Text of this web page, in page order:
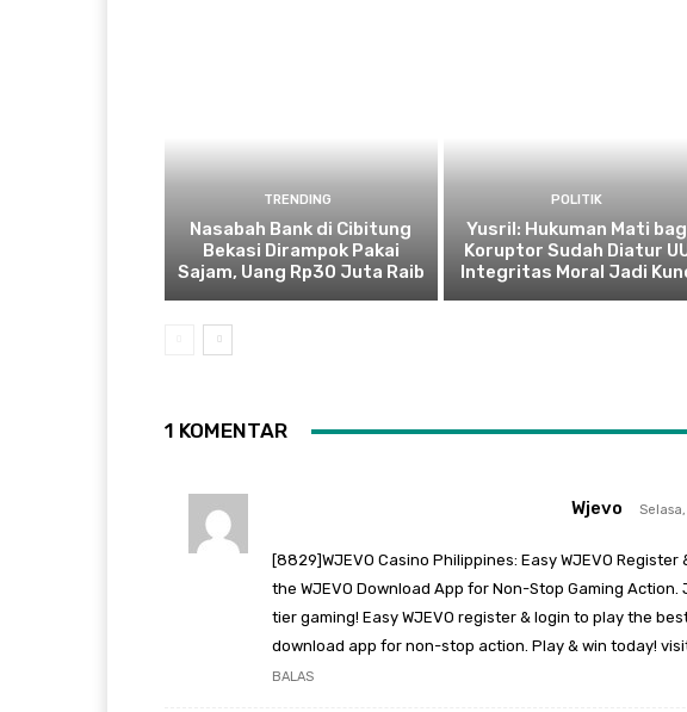
TRENDING
Nasabah Bank di Cibitung
Bekasi Dirampok Pakai
Sajam, Uang Rp30 Juta Raib
POLITIK
Yusril: Hukuman Mati
Koruptor Sudah Diatur
Integritas Moral Jadi
1 KOMENTAR
Wjevo
[8829]WJEVO Casino Philippines: Easy WJEVO Register
the WJEVO Download App for Non-Stop Gaming
tier gaming! Easy WJEVO register & login to play the
download app for non-stop action. Play & win today!
BALAS